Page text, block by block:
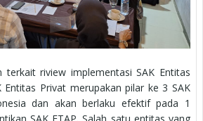
terkait riview implementasi SAK Entitas
Entitas Privat merupakan pilar ke 3 SAK
dan akan berlaku efektif pada 1